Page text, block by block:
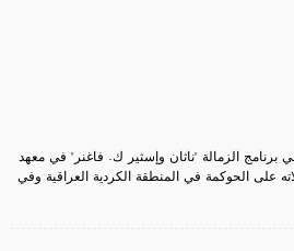
برنامج الزمالة "ناثان وإسثير ك. فاغنر" في معهد
على الحوكمة في المنطقة الكردية العراقية وفي